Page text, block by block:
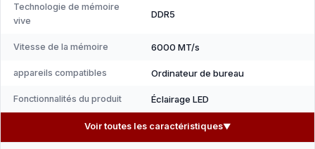
Technologie de mémoire
vive
DDR5
Vitesse de la mémoire 6000 MT/s
appareils compatibles Ordinateur de bureau
Fonctionnalités du produit Éclairage LED
Voir toutes les caractéristiques▼